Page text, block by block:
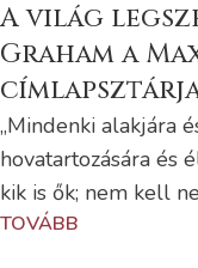
A világ
Graham a
„Mindenki alakjára
hovatartozására és
kik is ők; nem kell
TOVÁBB